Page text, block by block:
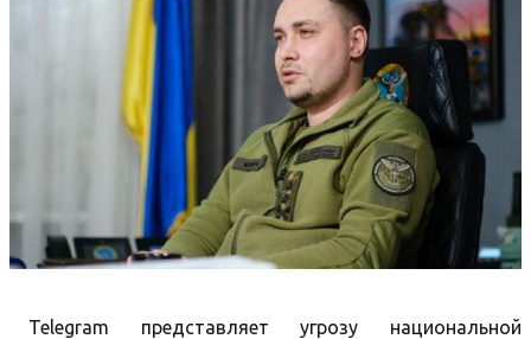
Telegram представляет угрозу национальной